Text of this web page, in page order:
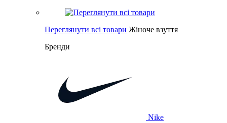
Переглянути всі товари Жіноче взуття
Бренди
Nike